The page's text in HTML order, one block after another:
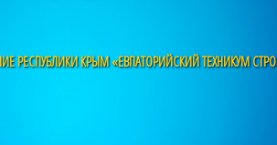
РЕСПУБЛИКИ КРЫМ «ЕВПАТОРИЙСКИЙ ТЕХНИКУМ